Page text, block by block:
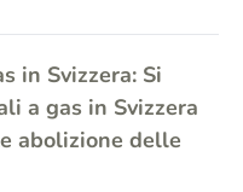
in Svizzera: Si
a gas in Svizzera
abolizione delle